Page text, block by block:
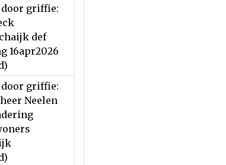
door griffie:
def
16apr2026
door griffie:
Neelen